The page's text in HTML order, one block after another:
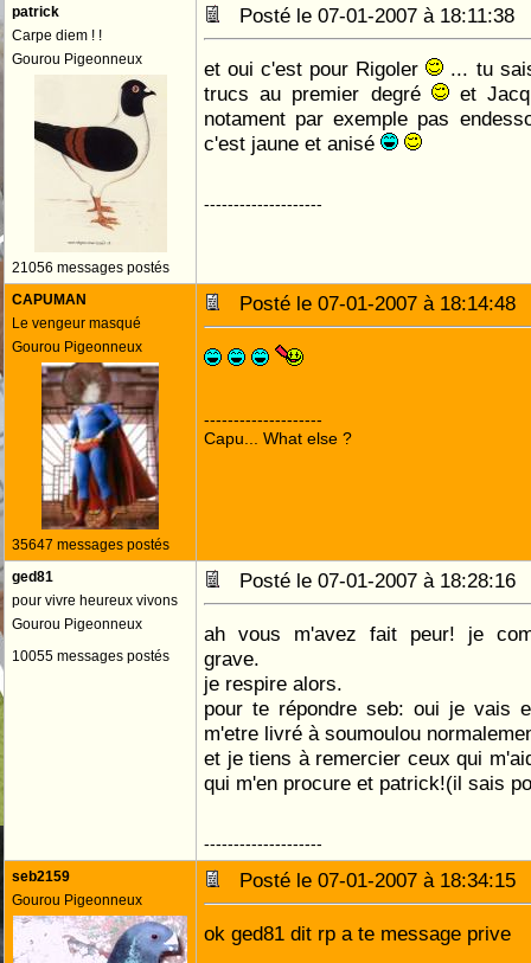
patrick
Carpe diem ! !
Gourou Pigeonneux
21056 messages postés
Posté le 07-01-2007 à 18:11:38
et oui c'est pour Rigoler
... tu
trucs au premier degré
et
notament par exemple pas
c'est jaune et anisé
--------------------
CAPUMAN
Le vengeur masqué
Gourou Pigeonneux
35647 messages postés
Posté le 07-01-2007 à
--------------------
Capu... What else ?
ged81
pour vivre heureux vivons
Gourou Pigeonneux
10055 messages postés
Posté le 07-01-2007 à
ah vous m'avez fait peur! je
grave.
je respire alors.
pour te répondre seb: oui je vais
m'etre livré à soumoulou
et je tiens à remercier ceux qui
qui m'en procure et patrick!(il sais
--------------------
seb2159
Gourou Pigeonneux
Posté le 07-01-2007 à
ok ged81 dit rp a te message prive